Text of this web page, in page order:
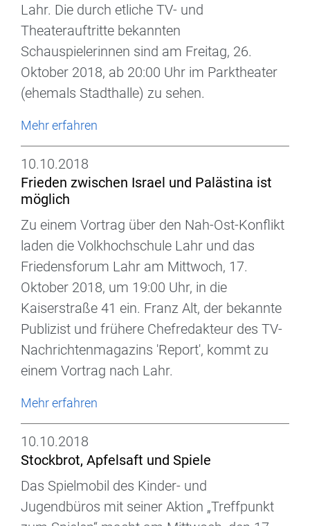
Lahr. Die durch etliche TV- und
Theaterauftritte bekannten
Schauspielerinnen sind am Freitag, 26.
Oktober 2018, ab 20:00 Uhr im Parktheater
(ehemals Stadthalle) zu sehen.
Mehr erfahren
10.10.2018
Frieden zwischen Israel und Palästina ist
möglich
Zu einem Vortrag über den Nah-Ost-Konflikt
laden die Volkhochschule Lahr und das
Friedensforum Lahr am Mittwoch, 17.
Oktober 2018, um 19:00 Uhr, in die
Kaiserstraße 41 ein. Franz Alt, der bekannte
Publizist und frühere Chefredakteur des TV-
Nachrichtenmagazins 'Report', kommt zu
einem Vortrag nach Lahr.
Mehr erfahren
10.10.2018
Stockbrot, Apfelsaft und Spiele
Das Spielmobil des Kinder- und
Jugendbüros mit seiner Aktion „Treffpunkt